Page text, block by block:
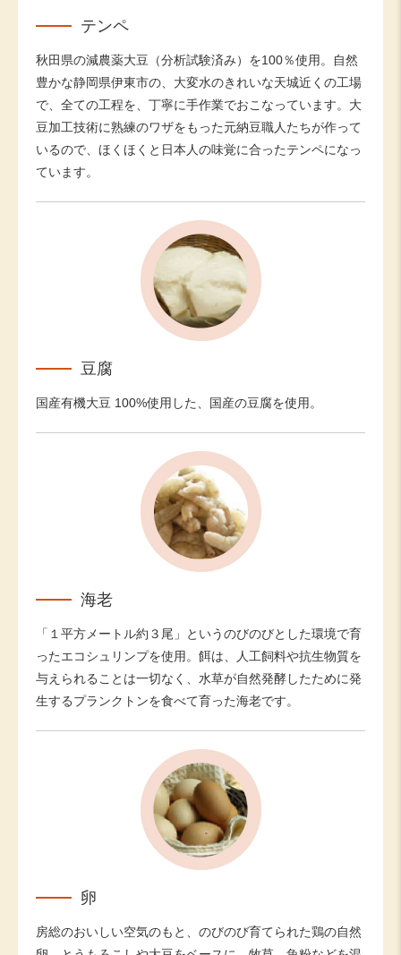
テンペ
秋田県の減農薬大豆（分析試験済み）を100％使用。自然
豊かな静岡県伊東市の、大変水のきれいな天城近くの工場
で、全ての工程を、丁寧に手作業でおこなっています。大
豆加工技術に熟練のワザをもった元納豆職人たちが作って
いるので、ほくほくと日本人の味覚に合ったテンペになっ
ています。
豆腐
国産有機大豆 100%使用した、国産の豆腐を使用。
海老
「１平方メートル約３尾」というのびのびとした環境で育
ったエコシュリンプを使用。餌は、人工飼料や抗生物質を
与えられることは一切なく、水草が自然発酵したために発
生するプランクトンを食べて育った海老です。
卵
房総のおいしい空気のもと、のびのび育てられた鶏の自然